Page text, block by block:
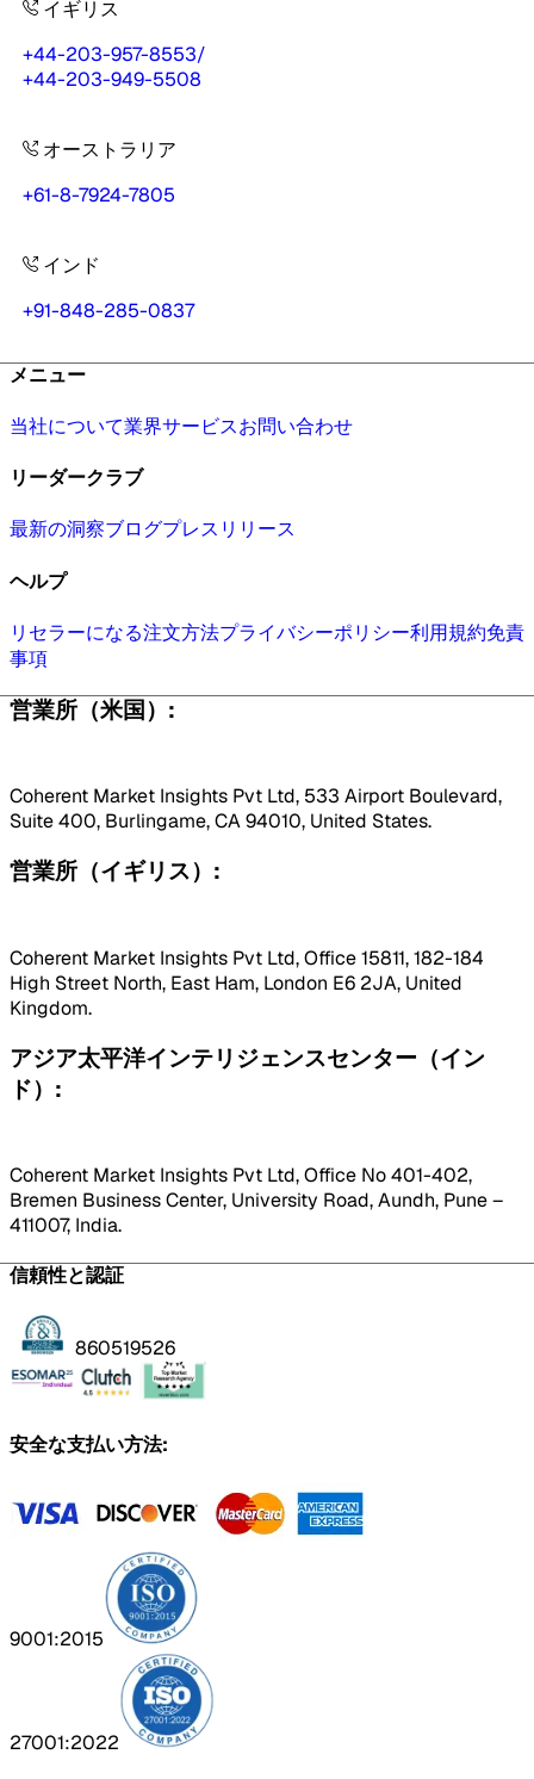
イギリス
+44-203-957-8553/
+44-203-949-5508
オーストラリア
+61-8-7924-7805
インド
+91-848-285-0837
メニュー
当社について業界サービスお問い合わせ
リーダークラブ
最新の洞察ブログプレスリリース
ヘルプ
リセラーになる注文方法プライバシーポリシー利用規約免責
事項
営業所（米国）:
Coherent Market Insights Pvt Ltd, 533 Airport Boulevard,
Suite 400, Burlingame, CA 94010, United States.
営業所（イギリス）:
Coherent Market Insights Pvt Ltd, Office 15811, 182-184
High Street North, East Ham, London E6 2JA, United
Kingdom.
アジア太平洋インテリジェンスセンター（イン
ド）:
Coherent Market Insights Pvt Ltd, Office No 401-402,
Bremen Business Center, University Road, Aundh, Pune –
411007, India.
信頼性と認証
860519526
安全な支払い方法:
9001:2015
27001:2022